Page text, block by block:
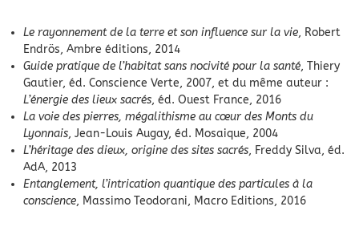
Le rayonnement de la terre et son influence sur la vie, Robert
Endrös, Ambre éditions, 2014
Guide pratique de l’habitat sans nocivité pour la santé, Thiery
Gautier, éd. Conscience Verte, 2007, et du même auteur :
L’énergie des lieux sacrés, éd. Ouest France, 2016
La voie des pierres, mégalithisme au cœur des Monts du
Lyonnais, Jean-Louis Augay, éd. Mosaique, 2004
L’héritage des dieux, origine des sites sacrés, Freddy Silva, éd.
AdA, 2013
Entanglement, l’intrication quantique des particules à la
conscience, Massimo Teodorani, Macro Editions, 2016